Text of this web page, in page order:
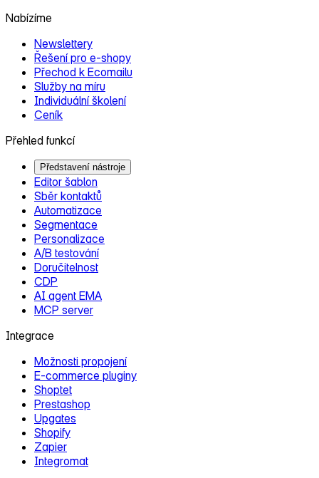
Nabízíme
Newslettery
Řešení pro e‑shopy
Přechod k Ecomailu
Služby na míru
Individuální školení
Ceník
Přehled funkcí
Představení nástroje
Editor šablon
Sběr kontaktů
Automatizace
Segmentace
Personalizace
A/B testování
Doručitelnost
CDP
AI agent EMA
MCP server
Integrace
Možnosti propojení
E‑commerce pluginy
Shoptet
Prestashop
Upgates
Shopify
Zapier
Integromat